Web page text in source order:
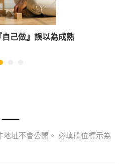
己做』誤以為成熟
址不會公開。 必填欄位標示為